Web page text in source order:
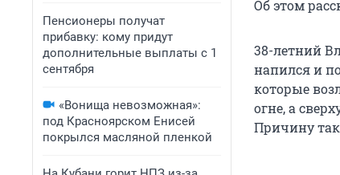
Пенсионеры получат
прибавку: кому придут
дополнительные выплаты с 1
сентября
«Вонища невозможная»:
под Красноярском Енисей
покрылся масляной пленкой
Об этом
38-летний
напился и
которые
огне, а
Причину